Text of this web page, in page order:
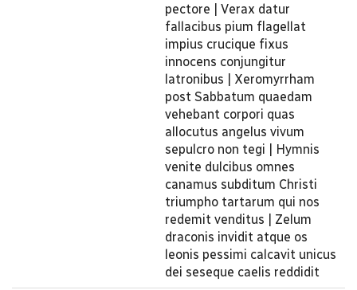
pectore | Verax datur
fallacibus pium flagellat
impius crucique fixus
innocens conjungitur
latronibus | Xeromyrrham
post Sabbatum quaedam
vehebant corpori quas
allocutus angelus vivum
sepulcro non tegi | Hymnis
venite dulcibus omnes
canamus subditum Christi
triumpho tartarum qui nos
redemit venditus | Zelum
draconis invidit atque os
leonis pessimi calcavit unicus
dei seseque caelis reddidit